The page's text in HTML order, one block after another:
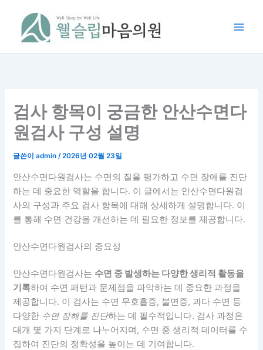
검사 항목이 궁금한 안산수면다
원검사 구성 설명
글쓴이admin/2026년 02월 23일
안산수면다원검사는 수면의 질을 평가하고 수면 장애를 진단
하는 데 중요한 역할을 합니다. 이 글에서는 안산수면다원검
사의 구성과 주요 검사 항목에 대해 상세하게 설명합니다. 이
를 통해 수면 건강을 개선하는 데 필요한 정보를 제공합니다.
안산수면다원검사의 중요성
안산수면다원검사는 수면 중 발생하는 다양한 생리적 활동을
기록하여 수면 패턴과 문제점을 파악하는 데 중요한 과정을
제공합니다. 이 검사는 수면 무호흡증, 불면증, 과다 수면 등
다양한 수면 장해를 진단하는 데 필수적입니다. 검사 과정은
대개 몇 가지 단계로 나누어지며, 수면 중 생리적 데이터를 수
집하여 진단의 정확성을 높이는 데 기여합니다.